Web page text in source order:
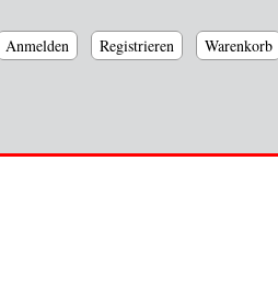
Anmelden Registrieren Warenkorb